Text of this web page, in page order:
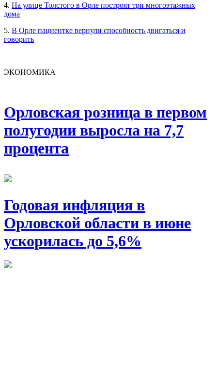
4. На улице Толстого в Орле построят три многоэтажных
дома
5. В Орле пациентке вернули способность двигаться и
говорить
ЭКОНОМИКА
Орловская розница в первом
полугодии выросла на 7,7
процента
Годовая инфляция в
Орловской области в июне
ускорилась до 5,6%